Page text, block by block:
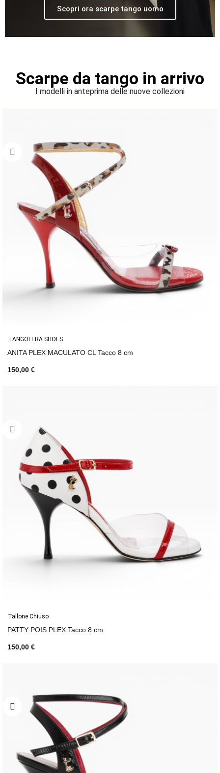
Scopri ora scarpe tango uomo
Scarpe da tango in arrivo
I modelli in anteprima delle nuove collezioni
TANGOLERA SHOES
ANITA PLEX MACULATO CL Tacco 8 cm
150,00 €
Tallone Chiuso
PATTY POIS PLEX Tacco 8 cm
150,00 €